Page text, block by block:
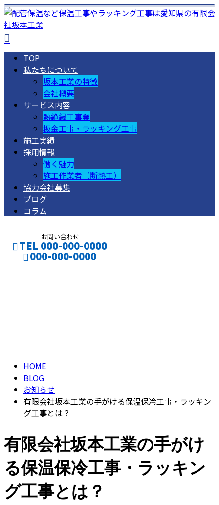
TOP
私たちについて
坂本工業の特徴
会社概要
サービス内容
熱絶縁工事業
板金工事・ラッキング工事
施工実績
採用情報
働く魅力
施工作業者（断熱工）
協力会社募集
ブログ
コラム
お問い合わせ
TEL 000-000-0000
000-000-0000
HOME
BLOG
お知らせ
有限会社坂本工業の手がける保温保冷工事・ラッキン
グ工事とは？
有限会社坂本工業の手がけ
る保温保冷工事・ラッキン
グ工事とは？